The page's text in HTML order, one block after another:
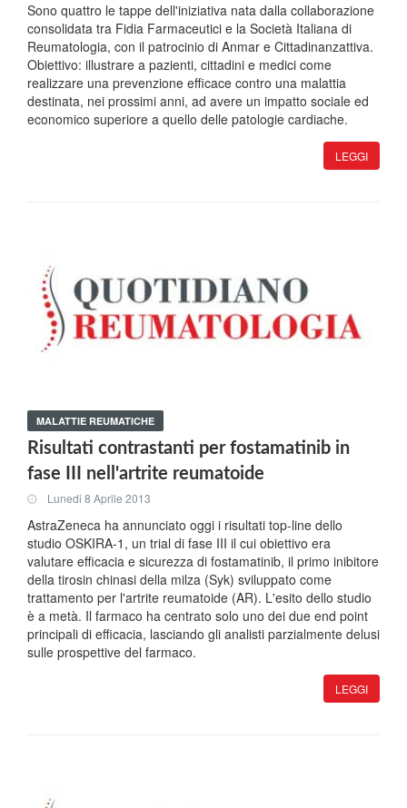
Sono quattro le tappe dell'iniziativa nata dalla collaborazione
consolidata tra Fidia Farmaceutici e la Società Italiana di
Reumatologia, con il patrocinio di Anmar e Cittadinanzattiva.
Obiettivo: illustrare a pazienti, cittadini e medici come
realizzare una prevenzione efficace contro una malattia
destinata, nei prossimi anni, ad avere un impatto sociale ed
economico superiore a quello delle patologie cardiache.
LEGGI
MALATTIE REUMATICHE
Risultati contrastanti per fostamatinib in
fase III nell'artrite reumatoide
Lunedi 8 Aprile 2013
AstraZeneca ha annunciato oggi i risultati top-line dello
studio OSKIRA-1, un trial di fase III il cui obiettivo era
valutare efficacia e sicurezza di fostamatinib, il primo inibitore
della tirosin chinasi della milza (Syk) sviluppato come
trattamento per l'artrite reumatoide (AR). L'esito dello studio
è a metà. Il farmaco ha centrato solo uno dei due end point
principali di efficacia, lasciando gli analisti parzialmente delusi
sulle prospettive del farmaco.
LEGGI